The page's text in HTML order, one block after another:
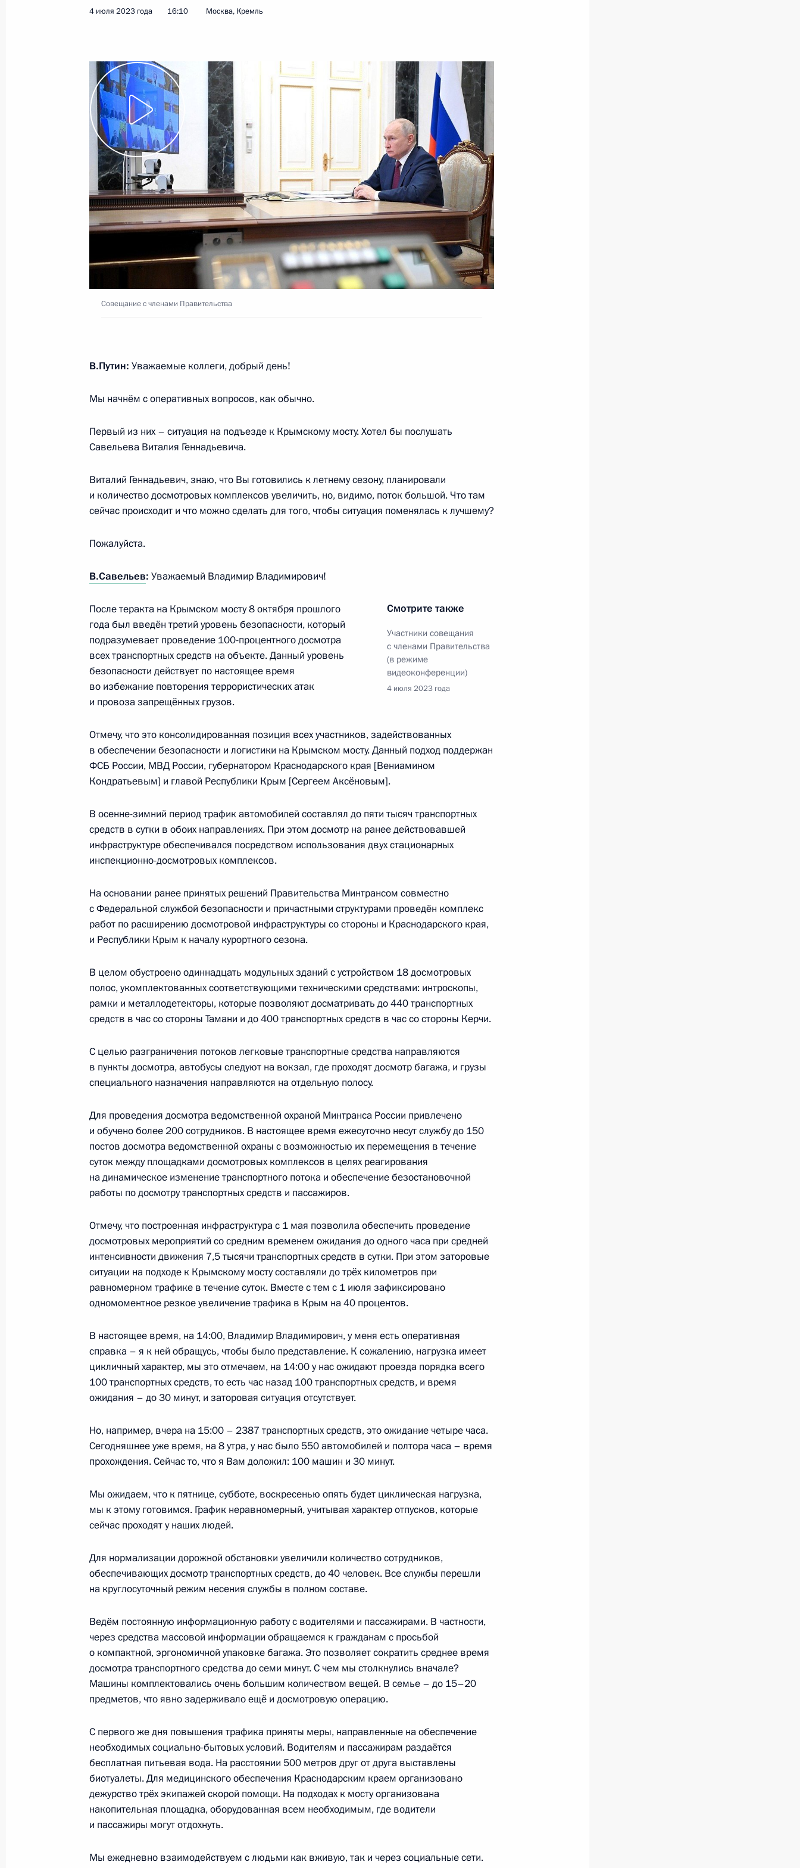
13 июля 2023 года, 18:55 Москва
Пленарное заседание Форума будущих технологий
13 июля 2023 года, 18:15 Москва
12
Выставка передовых разработок в области квантовых технологий
13 июля 2023 года, 15:05 Москва
10
12 июля 2023 года, среда
Встреча с Министром здравоохранения Михаилом Мурашко
Встреча с главой ВТБ Андреем Костиным
11 июля 2023 года, 13:40 Москва, Кремль
10 июля 2023 года, понедельник
Встреча с главой Удмуртии Александром Бречаловым
Телефонный разговор с Президентом Узбекистана Шавкатом
10 июля 2023 года, 10:35
Поздравление Шавкату Мирзиёеву по случаю переизбрания
на пост Президента Узбекистана
10 июля 2023 года, 09:50
7 июля 2023 года, пятница
Совещание с постоянными членами Совета Безопасности
7 июля 2023 года, 15:10 Москва, Кремль
6 июля 2023 года, четверг
Встреча с губернатором Ставропольского края Владимиром
Владимировым
6 июля 2023 года, 13:50 Москва, Кремль
5 июля 2023 года, среда
Телефонный разговор с Премьер-министром Армении Николом
Пашиняном
5 июля 2023 года, 14:10 Москва, Кремль
4 июля 2023 года, вторник
Встреча с Председателем Правительства Михаилом Мишустиным
Москва, Кремль
Владимир Путин встретился с Раисат Акиповой
4 июля 2023 года, 19:40 Москва, Кремль
Совещание с членами Правительства
4 июля 2023 года, 16:10 Москва, Кремль
5
Встреча с выпускниками ВШГУ РАНХиГС
4 июля 2023 года, 14:35 Москва, Кремль
Заседание Совета глав государств – членов ШОС
4 июля 2023 года, 13:05 Москва, Кремль
5
3 июля 2023 года, понедельник
3 июля 2023 года, 13:30 Москва, Кремль
4 июля Президент в режиме видеоконференции примет участие
в заседании Совета глав государств – членов ШОС
1 июля 2023 года, суббота
Телефонный разговор с Президентом Палестины Махмудом
Аббасом
1 июля 2023 года, 13:15
4 июля 2023 года 16:10 Москва, Кремль
Совещание с членами Правительства
В.Путин: Уважаемые коллеги, добрый день!
Мы начнём с оперативных вопросов, как обычно.
Первый из них – ситуация на подъезде к Крымскому мосту. Хотел бы послушать
Савельева Виталия Геннадьевича.
Виталий Геннадьевич, знаю, что Вы готовились к летнему сезону, планировали
и количество досмотровых комплексов увеличить, но, видимо, поток большой. Что там
сейчас происходит и что можно сделать для того, чтобы ситуация поменялась к лучшему?
Пожалуйста.
В.Савельев: Уважаемый Владимир Владимирович!
Смотрите также
Участники совещания
с членами Правительства
(в режиме
видеоконференции)
4 июля 2023 года
После теракта на Крымском мосту 8 октября прошлого
года был введён третий уровень безопасности, который
подразумевает проведение 100-процентного досмотра
всех транспортных средств на объекте. Данный уровень
безопасности действует по настоящее время
во избежание повторения террористических атак
и провоза запрещённых грузов.
Отмечу, что это консолидированная позиция всех участников, задействованных
в обеспечении безопасности и логистики на Крымском мосту. Данный подход поддержан
ФСБ России, МВД России, губернатором Краснодарского края [Вениамином
Кондратьевым] и главой Республики Крым [Сергеем Аксёновым].
В осенне-зимний период трафик автомобилей составлял до пяти тысяч транспортных
средств в сутки в обоих направлениях. При этом досмотр на ранее действовавшей
инфраструктуре обеспечивался посредством использования двух стационарных
инспекционно-досмотровых комплексов.
На основании ранее принятых решений Правительства Минтрансом совместно
с Федеральной службой безопасности и причастными структурами проведён комплекс
работ по расширению досмотровой инфраструктуры со стороны и Краснодарского края,
и Республики Крым к началу курортного сезона.
В целом обустроено одиннадцать модульных зданий с устройством 18 досмотровых
полос, укомплектованных соответствующими техническими средствами: интроскопы,
рамки и металлодетекторы, которые позволяют досматривать до 440 транспортных
средств в час со стороны Тамани и до 400 транспортных средств в час со стороны Керчи.
С целью разграничения потоков легковые транспортные средства направляются
в пункты досмотра, автобусы следуют на вокзал, где проходят досмотр багажа, и грузы
специального назначения направляются на отдельную полосу.
Для проведения досмотра ведомственной охраной Минтранса России привлечено
и обучено более 200 сотрудников. В настоящее время ежесуточно несут службу до 150
постов досмотра ведомственной охраны с возможностью их перемещения в течение
суток между площадками досмотровых комплексов в целях реагирования
на динамическое изменение транспортного потока и обеспечение безостановочной
работы по досмотру транспортных средств и пассажиров.
Отмечу, что построенная инфраструктура с 1 мая позволила обеспечить проведение
досмотровых мероприятий со средним временем ожидания до одного часа при средней
интенсивности движения 7,5 тысячи транспортных средств в сутки. При этом заторовые
ситуации на подходе к Крымскому мосту составляли до трёх километров при
равномерном трафике в течение суток. Вместе с тем с 1 июля зафиксировано
одномоментное резкое увеличение трафика в Крым на 40 процентов.
В настоящее время, на 14:00, Владимир Владимирович, у меня есть оперативная
справка – я к ней обращусь, чтобы было представление. К сожалению, нагрузка имеет
цикличный характер, мы это отмечаем, на 14:00 у нас ожидают проезда порядка всего
100 транспортных средств, то есть час назад 100 транспортных средств, и время
ожидания – до 30 минут, и заторовая ситуация отсутствует.
Но, например, вчера на 15:00 – 2387 транспортных средств, это ожидание четыре часа.
Сегодняшнее уже время, на 8 утра, у нас было 550 автомобилей и полтора часа – время
прохождения. Сейчас то, что я Вам доложил: 100 машин и 30 минут.
Мы ожидаем, что к пятнице, субботе, воскресенью опять будет циклическая нагрузка,
мы к этому готовимся. График неравномерный, учитывая характер отпусков, которые
сейчас проходят у наших людей.
Для нормализации дорожной обстановки увеличили количество сотрудников,
обеспечивающих досмотр транспортных средств, до 40 человек. Все службы перешли
на круглосуточный режим несения службы в полном составе.
Ведём постоянную информационную работу с водителями и пассажирами. В частности,
через средства массовой информации обращаемся к гражданам с просьбой
о компактной, эргономичной упаковке багажа. Это позволяет сократить среднее время
досмотра транспортного средства до семи минут. С чем мы столкнулись вначале?
Машины комплектовались очень большим количеством вещей. В семье – до 15–20
предметов, что явно задерживало ещё и досмотровую операцию.
С первого же дня повышения трафика приняты меры, направленные на обеспечение
необходимых социально-бытовых условий. Водителям и пассажирам раздаётся
бесплатная питьевая вода. На расстоянии 500 метров друг от друга выставлены
биотуалеты. Для медицинского обеспечения Краснодарским краем организовано
дежурство трёх экипажей скорой помощи. На подходах к мосту организована
накопительная площадка, оборудованная всем необходимым, где водители
и пассажиры могут отдохнуть.
Мы ежедневно взаимодействуем с людьми как вживую, так и через социальные сети.